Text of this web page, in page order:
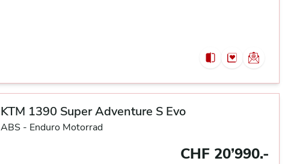
KTM 1390 Super Adventure S Evo
ABS - Enduro Motorrad
CHF 20’990.-